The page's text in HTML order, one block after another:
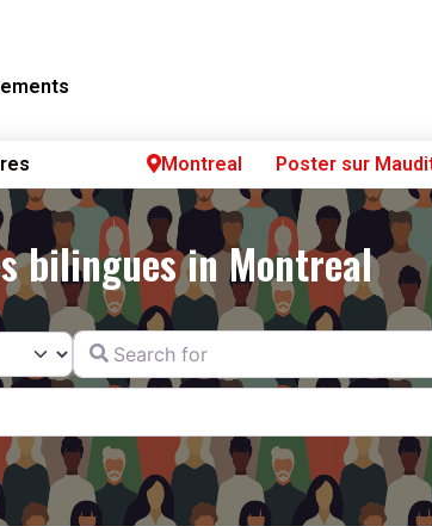
Montreal Poster sur
bilingues in Montreal
Search for